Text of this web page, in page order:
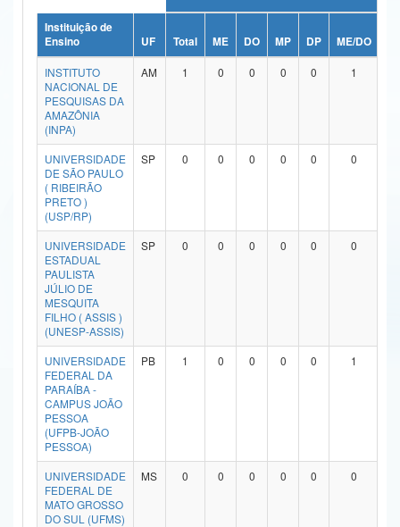
Ministério da Ciência, Tecnologia, Inovações e Comunicações
Ministério do Meio Ambiente
Ministério do Turismo
Ministério do Desenvolvimento Regional
Controladoria-Geral da União
Ministério da Mulher, da Família e dos Direitos Humanos
Secretaria de Governo
Gabinete de Segurança Institucional
Advocacia-Geral da União
Banco Central do Brasil
Instituição de
Ensino
UF Total ME DO MP DP ME/DO
INSTITUTO
NACIONAL DE
PESQUISAS DA
AMAZÔNIA
(INPA)
AM 1 0 0 0 0 1
UNIVERSIDADE
DE SÃO PAULO
( RIBEIRÃO
PRETO )
(USP/RP)
SP 0 0 0 0 0 0
UNIVERSIDADE
ESTADUAL
PAULISTA
JÚLIO DE
MESQUITA
FILHO ( ASSIS )
(UNESP-ASSIS)
SP 0 0 0 0 0 0
UNIVERSIDADE
FEDERAL DA
PARAÍBA -
CAMPUS JOÃO
PESSOA
(UFPB-JOÃO
PESSOA)
PB 1 0 0 0 0 1
UNIVERSIDADE
FEDERAL DE
MATO GROSSO
DO SUL (UFMS)
MS 0 0 0 0 0 0